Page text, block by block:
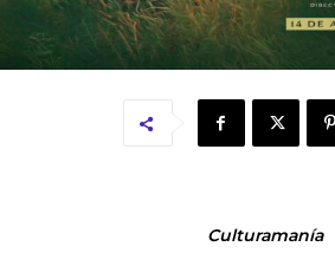
Culturamanía